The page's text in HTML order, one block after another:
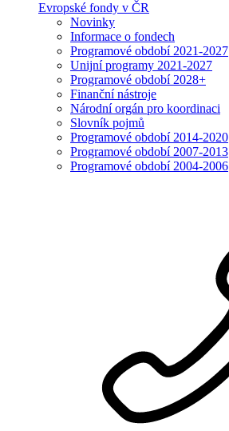
Evropské fondy v ČR
Novinky
Informace o fondech
Programové období 2021-2027
Unijní programy 2021-2027
Programové období 2028+
Finanční nástroje
Národní orgán pro koordinaci
Slovník pojmů
Programové období 2014-2020
Programové období 2007-2013
Programové období 2004-2006